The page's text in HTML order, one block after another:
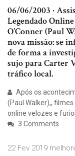
06/06/2003 ·
Legendado
O’Conner (Paul
nova missão: se
de forma a
sujo para Carter
tráfico local.
Após os
(Paul Walker),,
online velozes e
3 Comments
22 Fev 2019